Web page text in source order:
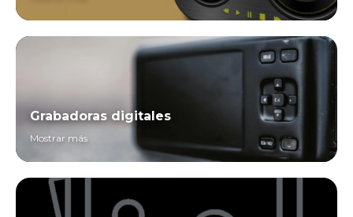
Grabadoras digitales
Mostrar más